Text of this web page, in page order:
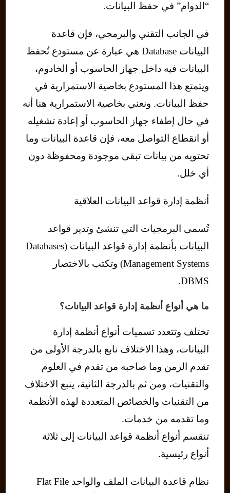
“الدوام” في حفظ البيانات.
في الجانب التقني والبرمجي، فإن قاعدة
البيانات Database هي عبارة عن مستودع تُحفظ
البيانات فيه داخل جهاز الحاسوب أو الخادوم،
ويتمتع هذا المستودع بخاصية الاستمرارية في
حفظ البيانات. ونعني بخاصية الاستمرارية هنا أنه
في حال إطفاء جهاز الحاسوب أو إعادة تشغيله
أو انقطاع التواصل معه، فإن قاعدة البيانات وما
تحتويه من بيانات تبقى موجودة ومحفوظة دون
أي خلل.
أنظمة إدارة قواعد البيانات العلاقية
تُسمى البرمجيات التي تنشئ وتدير قواعد
البيانات بأنظمة إدارة قواعد البيانات (Databases
Management Systems) وتكتب بالاختصار
DBMS.
ما هي أنواع أنظمة إدارة قواعد البيانات؟
تختلف وتتعدد تسميات أنواع أنظمة إدارة
البيانات، وهذا الاختلاف نابع بالدرجة الأولى من
تقدم الزمن وما صاحبه من تقدم في العلوم
والتقنيات، ومن ثم بالدرجة الثانية، ينبع الاختلاف
من التقنيات والخصائص المتعددة لهذه الأنظمة
وما تقدمه من خدمات.
تنقسم أنواع أنظمة قواعد البيانات إلى ثلاثة
أنواع رئيسية.
نظام قاعدة البيانات الملف والواحد Flat File